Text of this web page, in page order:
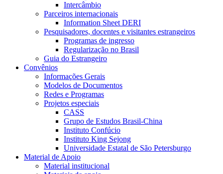
Intercâmbio
Parceiros internacionais
Information Sheet DERI
Pesquisadores, docentes e visitantes estrangeiros
Programas de ingresso
Regularização no Brasil
Guia do Estrangeiro
Convênios
Informações Gerais
Modelos de Documentos
Redes e Programas
Projetos especiais
CASS
Grupo de Estudos Brasil-China
Instituto Confúcio
Instituto King Sejong
Universidade Estatal de São Petersburgo
Material de Apoio
Material institucional